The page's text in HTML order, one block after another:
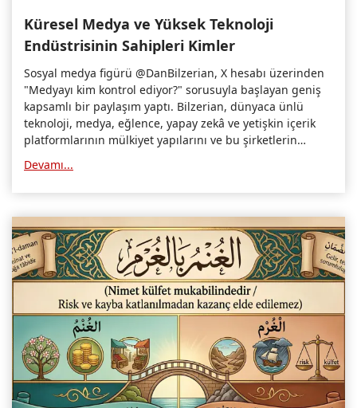
Küresel Medya ve Yüksek Teknoloji
Endüstrisinin Sahipleri Kimler
Sosyal medya figürü @DanBilzerian, X hesabı üzerinden
"Medyayı kim kontrol ediyor?" sorusuyla başlayan geniş
kapsamlı bir paylaşım yaptı. Bilzerian, dünyaca ünlü
teknoloji, medya, eğlence, yapay zekâ ve yetişkin içerik
platformlarının mülkiyet yapılarını ve bu şirketlerin
mesaj yayımladı.
Devamı...